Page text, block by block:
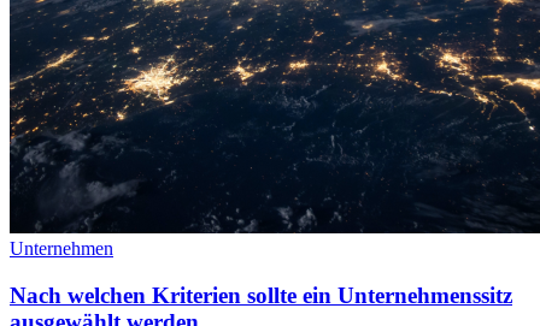
Unternehmen
Nach welchen Kriterien sollte ein Unternehmenssitz